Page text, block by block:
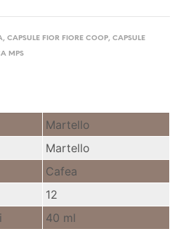
, CAPSULE FIOR FIORE COOP, CAPSULE
MPS
Martello
Martello
Cafea
12
40 ml